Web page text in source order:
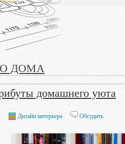
ДОМА
домашнего уюта
Дизайн интерьера Обсудить